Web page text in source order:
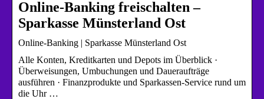
Online-Banking freischalten –
Sparkasse Münsterland Ost
Online-Banking | Sparkasse Münsterland Ost
Alle Konten, Kreditkarten und Depots im Überblick ·
Überweisungen, Umbuchungen und Daueraufträge
ausführen · Finanzprodukte und Sparkassen-Service rund um
die Uhr …